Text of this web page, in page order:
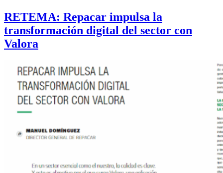
RETEMA: Repacar impulsa la
transformación digital del sector con
Valora